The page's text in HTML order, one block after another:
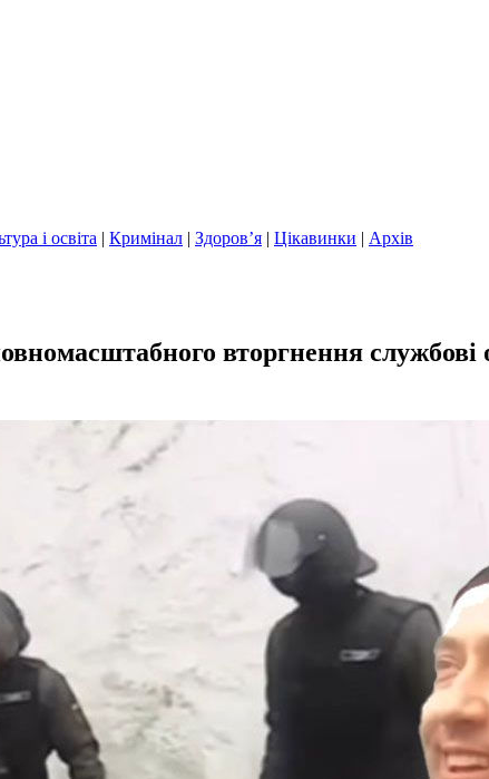
і освіта | Кримінал | Здоров’я | Цікавинки | Архів
вторгнення службові